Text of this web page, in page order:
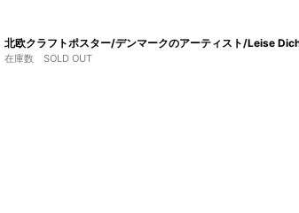
北欧クラフトポスター/デンマークのアーティスト/Leise
在庫数 SOLD OUT